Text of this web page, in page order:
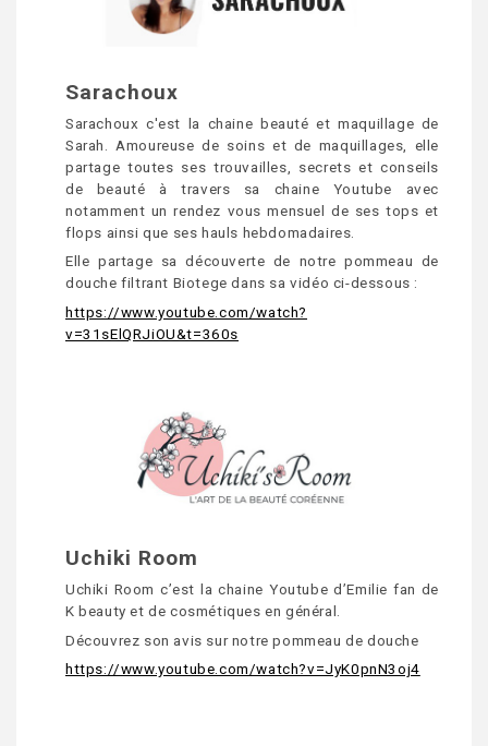
Sarachoux
Sarachoux c'est la chaine beauté et maquillage de
Sarah. Amoureuse de soins et de maquillages, elle
partage toutes ses trouvailles, secrets et conseils
de beauté à travers sa chaine Youtube avec
notamment un rendez vous mensuel de ses tops et
flops ainsi que ses hauls hebdomadaires.
Elle partage sa découverte de notre pommeau de
douche filtrant Biotege dans sa vidéo ci-dessous :
https://www.youtube.com/watch?
v=31sElQRJiOU&t=360s
Uchiki Room
Uchiki Room c’est la chaine Youtube d’Emilie fan de
K beauty et de cosmétiques en général.
Découvrez son avis sur notre pommeau de douche
https://www.youtube.com/watch?v=JyK0pnN3oj4